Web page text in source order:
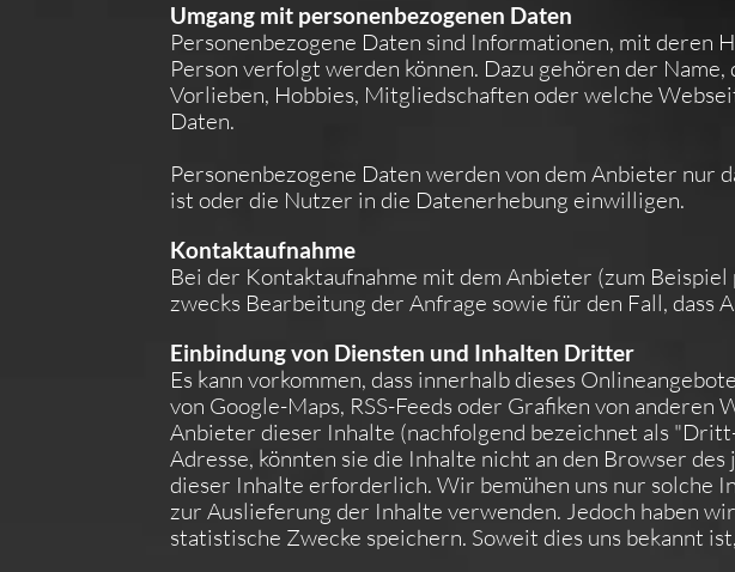
Umgang mit personenbezogenen Daten
Personenbezogene Daten sind Informationen, mit deren
Person verfolgt werden können. Dazu gehören der
Vorlieben, Hobbies, Mitgliedschaften oder welche
Daten.
Personenbezogene Daten werden von dem Anbieter nur
ist oder die Nutzer in die Datenerhebung einwilligen.
Kontaktaufnahme
Bei der Kontaktaufnahme mit dem Anbieter (zum
zwecks Bearbeitung der Anfrage sowie für den Fall, dass
Einbindung von Diensten und Inhalten Dritter
Es kann vorkommen, dass innerhalb dieses
von Google-Maps, RSS-Feeds oder Grafiken von
Anbieter dieser Inhalte (nachfolgend bezeichnet als
Adresse, könnten sie die Inhalte nicht an den Browser
dieser Inhalte erforderlich. Wir bemühen uns nur solche
zur Auslieferung der Inhalte verwenden. Jedoch haben
statistische Zwecke speichern. Soweit dies uns bekannt